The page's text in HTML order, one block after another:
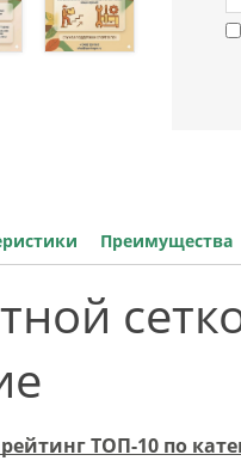
Преимущества
ТОП-10 по